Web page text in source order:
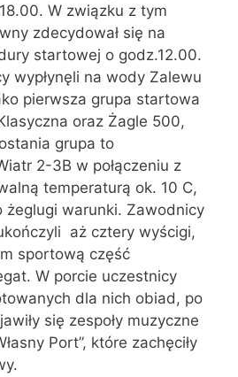
W związku z tym
zdecydował się na
startowej o godz.12.00.
wypłynęli na wody Zalewu
pierwsza grupa startowa
oraz Żagle 500,
grupa to
2-3B w połączeniu z
temperaturą ok. 10 C,
żeglugi warunki. Zawodnicy
aż cztery wyścigi,
sportową część
W porcie uczestnicy
dla nich obiad, po
się zespoły muzyczne
Port”, które zachęciły